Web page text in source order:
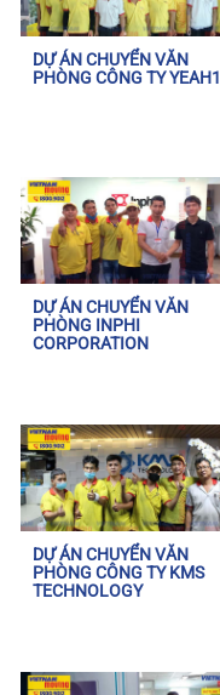
DỰ ÁN CHUYỂN VĂN
PHÒNG CÔNG TY YEAH1
DỰ ÁN CHUYỂN VĂN
PHÒNG INPHI
CORPORATION
DỰ ÁN CHUYỂN VĂN
PHÒNG CÔNG TY KMS
TECHNOLOGY